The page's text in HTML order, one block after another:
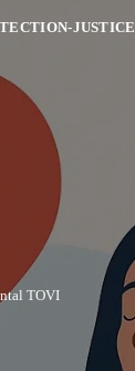
JUSTICE
TOVI